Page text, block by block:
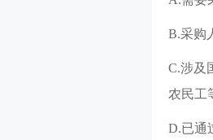
B.采购
C.涉及
农民工
D.已通